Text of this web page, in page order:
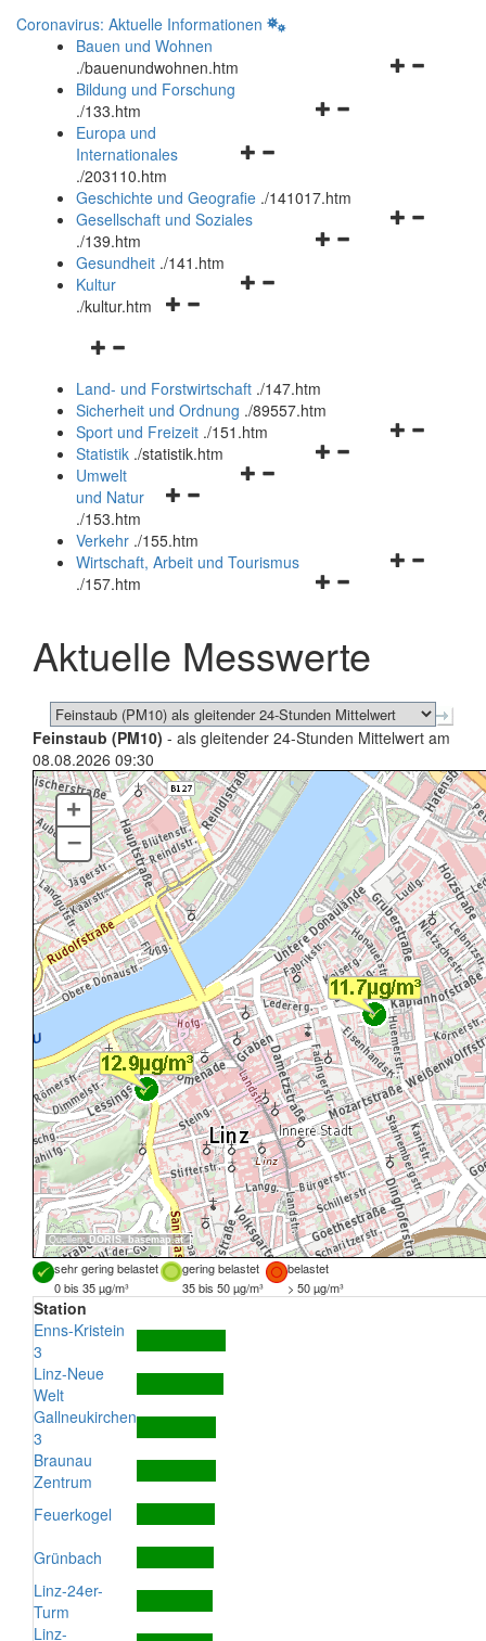
Coronavirus: Aktuelle Informationen
Bauen und Wohnen
./bauenundwohnen.htm
Navigationsmenü
Bildung und Forschung
./133.htm
Navigationsmenü
und
schließen
Europa und
Internationales
./203110.htm
Geschichte und Geografie ./141017.htm
Navigationsmenü
Gesellschaft und Soziales
./139.htm
Navigationsmenü
Gesundheit ./141.htm
Navigationsmenü
Kultur
./kultur.htm
Navigationsmenü
und
schließen
Land- und Forstwirtschaft ./147.htm
Sicherheit und Ordnung ./89557.htm
Navigationsmenü
Sport und Freizeit ./151.htm
Navigationsmenü
Statistik ./statistik.htm
Navigationsmenü
und
schließen
Umwelt
und Natur
./153.htm
Verkehr ./155.htm
Navigationsmenü
schließen
Wirtschaft, Arbeit und Tourismus
./157.htm
Aktuelle Messwerte
Feinstaub (PM10) - als gleitender 24-Stunden Mittelwert am
08.08.2026 09:30
Quellen:DORIS, basemap.at
+
–
sehr gering belastet gering belastet
belastet
0 bis 35 µg/m³
35 bis 50 µg/m³ > 50 µg/m³
Station
Enns-Kristein
3
Linz-Neue
Welt
Gallneukirchen
3
Braunau
Zentrum
Feuerkogel
Grünbach
Linz-24er-
Turm
Linz-